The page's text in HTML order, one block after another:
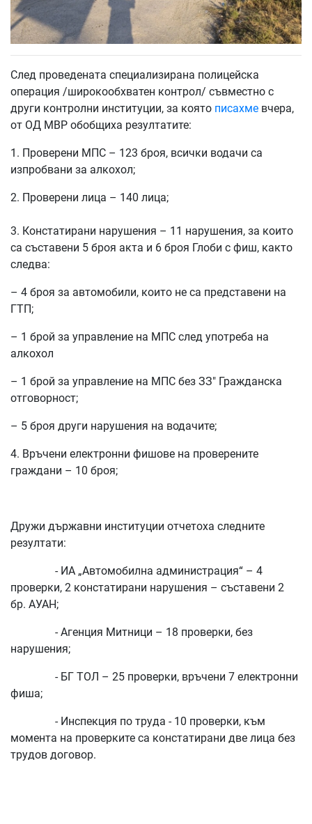
След проведената специализирана полицейска
операция /широкообхватен контрол/ съвместно с
други контролни институции, за която писахме вчера,
от ОД МВР обобщиха резултатите:
1. Проверени МПС – 123 броя, всички водачи са
изпробвани за алкохол;
2. Проверени лица – 140 лица;
3. Констатирани нарушения – 11 нарушения, за които
са съставени 5 броя акта и 6 броя Глоби с фиш, както
следва:
– 4 броя за автомобили, които не са представени на
ГТП;
– 1 брой за управление на МПС след употреба на
алкохол
– 1 брой за управление на МПС без ЗЗ" Гражданска
отговорност;
– 5 броя други нарушения на водачите;
4. Връчени електронни фишове на проверените
граждани – 10 броя;
Дружи държавни институции отчетоха следните
резултати:
- ИА „Автомобилна администрация“ – 4
проверки, 2 констатирани нарушения – съставени 2
бр. АУАН;
- Агенция Митници – 18 проверки, без
нарушения;
- БГ ТОЛ – 25 проверки, връчени 7 електронни
фиша;
- Инспекция по труда - 10 проверки, към
момента на проверките са констатирани две лица без
трудов договор.